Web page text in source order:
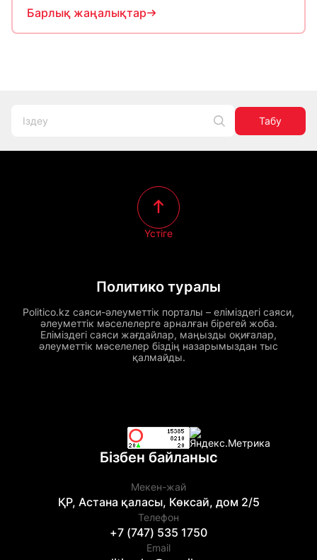
Барлық жаңалықтар
Табу
Политико туралы
Politico.kz саяси-әлеуметтік порталы – еліміздегі саяси,
әлеуметтік мәселелерге арналған бірегей жоба.
Еліміздегі саяси жағдайлар, маңызды оқиғалар,
әлеуметтік мәселелер біздің назарымыздан тыс
қалмайды.
Үстіге
Бізбен байланыс
Мекен-жай
ҚР, Астана қаласы, Көксай, дом 2/5
Телефон
+7 (747) 535 1750
Email